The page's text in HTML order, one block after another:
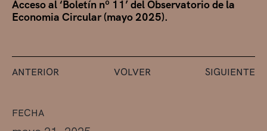
FECHA
Acceso al ‘Boletín nº 11’ del Observatorio de la
Economia Circular (mayo 2025).
ANTERIOR VOLVER SIGUIENTE